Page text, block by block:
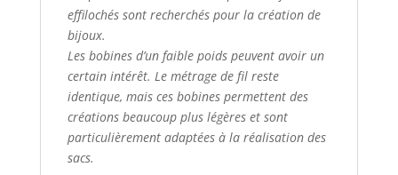
effilochés sont recherchés pour la création de
bijoux.
Les bobines d’un faible poids peuvent avoir un
certain intérêt. Le métrage de fil reste
identique, mais ces bobines permettent des
créations beaucoup plus légères et sont
particulièrement adaptées à la réalisation des
sacs.